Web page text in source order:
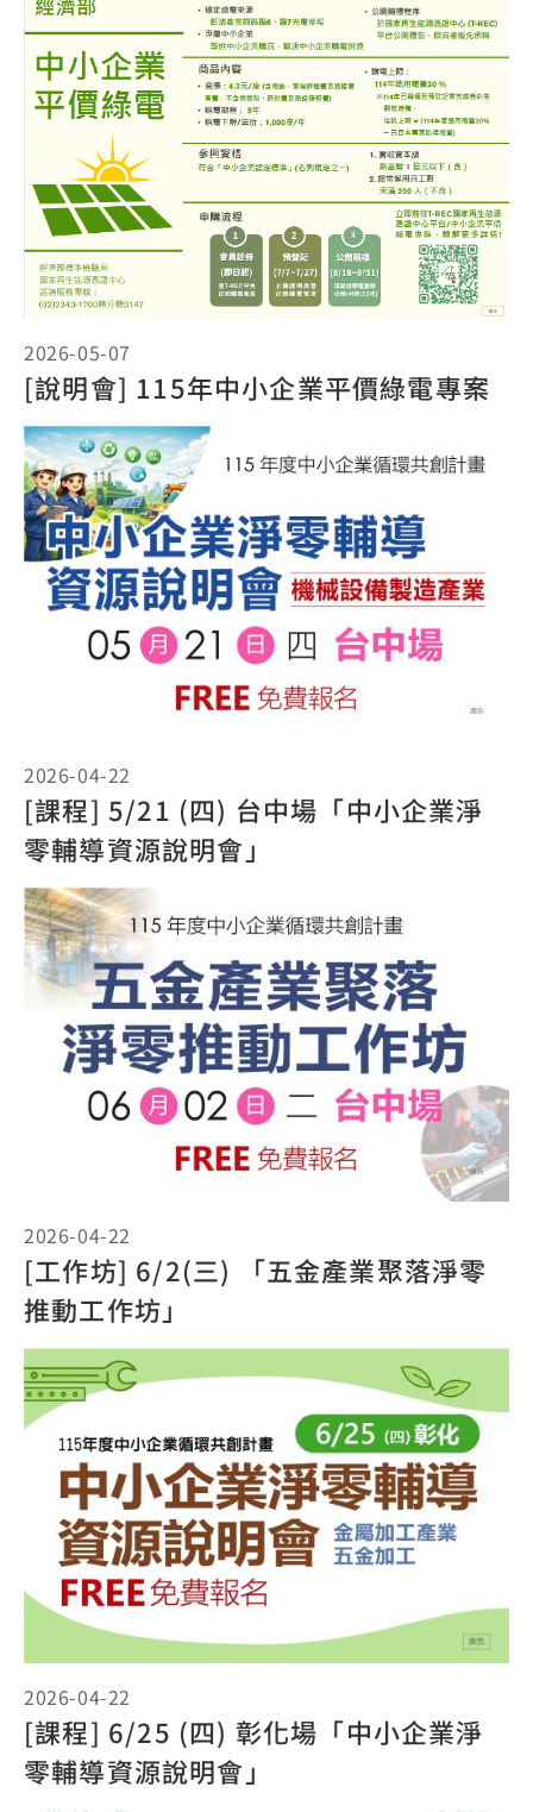
2026-05-07
[說明會] 115年中小企業平價綠電專案
2026-04-22
[課程] 5/21 (四) 台中場「中小企業淨
零輔導資源說明會」
2026-04-22
[工作坊] 6/2(三) 「五金產業聚落淨零
推動工作坊」
2026-04-22
[課程] 6/25 (四) 彰化場「中小企業淨
零輔導資源說明會」